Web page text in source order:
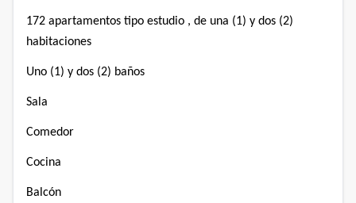
172 apartamentos tipo estudio , de una (1) y dos (2)
habitaciones
Uno (1) y dos (2) baños
Sala
Comedor
Cocina
Balcón